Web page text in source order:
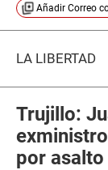
Añadir Correo
LA LIBERTAD
Trujillo:
por